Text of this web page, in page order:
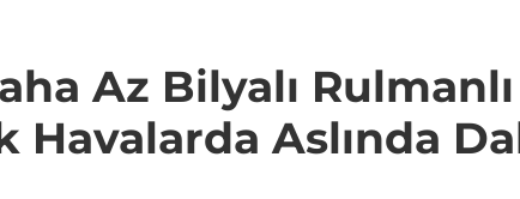
Az Bilyalı Rulmanlı
Havalarda Aslında